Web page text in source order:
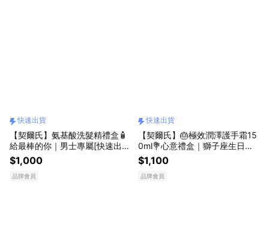
快速出貨
【契爾氏】氨基酸洗髮精禮盒🧴
給最棒的你｜男士專屬[快速出
貨]
$1,000
品牌會員
快速出貨
【契爾氏】🎂極效潤澤護手霜15
0ml💐心意禮盒｜獅子座生日快
樂[快速出貨]
$1,100
品牌會員